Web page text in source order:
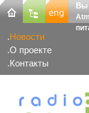
Вы
Новости
О проекте
Контакты